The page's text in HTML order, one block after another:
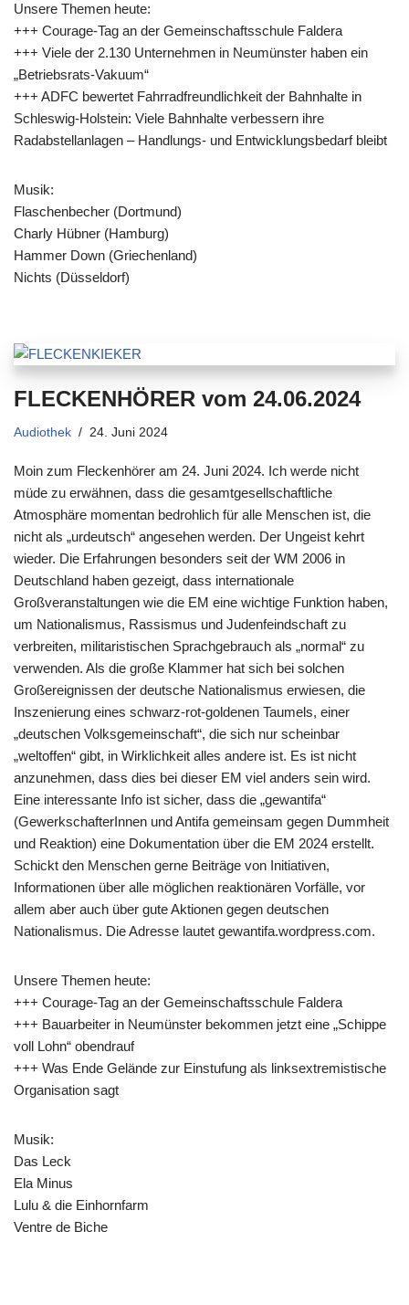
Unsere Themen heute:
+++ Courage-Tag an der Gemeinschaftsschule Faldera
+++ Viele der 2.130 Unternehmen in Neumünster haben ein
„Betriebsrats-Vakuum“
+++ ADFC bewertet Fahrradfreundlichkeit der Bahnhalte in
Schleswig-Holstein: Viele Bahnhalte verbessern ihre
Radabstellanlagen – Handlungs- und Entwicklungsbedarf bleibt
Musik:
Flaschenbecher (Dortmund)
Charly Hübner (Hamburg)
Hammer Down (Griechenland)
Nichts (Düsseldorf)
FLECKENHÖRER vom 24.06.2024
Audiothek 24. Juni 2024
Moin zum Fleckenhörer am 24. Juni 2024. Ich werde nicht
müde zu erwähnen, dass die gesamtgesellschaftliche
Atmosphäre momentan bedrohlich für alle Menschen ist, die
nicht als „urdeutsch“ angesehen werden. Der Ungeist kehrt
wieder. Die Erfahrungen besonders seit der WM 2006 in
Deutschland haben gezeigt, dass internationale
Großveranstaltungen wie die EM eine wichtige Funktion haben,
um Nationalismus, Rassismus und Judenfeindschaft zu
verbreiten, militaristischen Sprachgebrauch als „normal“ zu
verwenden. Als die große Klammer hat sich bei solchen
Großereignissen der deutsche Nationalismus erwiesen, die
Inszenierung eines schwarz-rot-goldenen Taumels, einer
„deutschen Volksgemeinschaft“, die sich nur scheinbar
„weltoffen“ gibt, in Wirklichkeit alles andere ist. Es ist nicht
anzunehmen, dass dies bei dieser EM viel anders sein wird.
Eine interessante Info ist sicher, dass die „gewantifa“
(GewerkschafterInnen und Antifa gemeinsam gegen Dummheit
und Reaktion) eine Dokumentation über die EM 2024 erstellt.
Schickt den Menschen gerne Beiträge von Initiativen,
Informationen über alle möglichen reaktionären Vorfälle, vor
allem aber auch über gute Aktionen gegen deutschen
Nationalismus. Die Adresse lautet gewantifa.wordpress.com.
Unsere Themen heute:
+++ Courage-Tag an der Gemeinschaftsschule Faldera
+++ Bauarbeiter in Neumünster bekommen jetzt eine „Schippe
voll Lohn“ obendrauf
+++ Was Ende Gelände zur Einstufung als linksextremistische
Organisation sagt
Musik:
Das Leck
Ela Minus
Lulu & die Einhornfarm
Ventre de Biche